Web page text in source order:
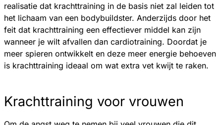
realisatie dat krachttraining in de basis niet zal leiden tot
het lichaam van een bodybuildster. Anderzijds door het
feit dat krachttraining een effectiever middel kan zijn
wanneer je wilt afvallen dan cardiotraining. Doordat je
meer spieren ontwikkelt en deze meer energie behoeven
is krachttraining ideaal om wat extra vet kwijt te raken.
Krachttraining voor vrouwen